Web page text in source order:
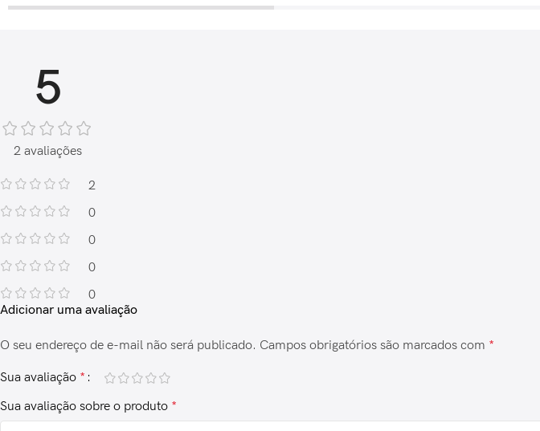
5
2 avaliações
2
0
0
0
0
Adicionar uma avaliação
O seu endereço de e-mail não será publicado. Campos obrigatórios são marcados com *
Sua avaliação *
Sua avaliação sobre o produto *